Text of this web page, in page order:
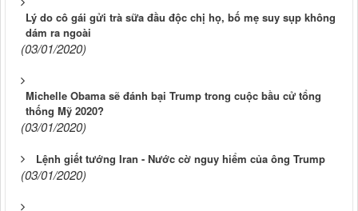
Lý do cô gái gửi trà sữa đầu độc chị họ, bố mẹ suy sụp không
dám ra ngoài
(03/01/2020)
Michelle Obama sẽ đánh bại Trump trong cuộc bầu cử tổng
thống Mỹ 2020?
(03/01/2020)
Lệnh giết tướng Iran - Nước cờ nguy hiểm của ông Trump
(03/01/2020)